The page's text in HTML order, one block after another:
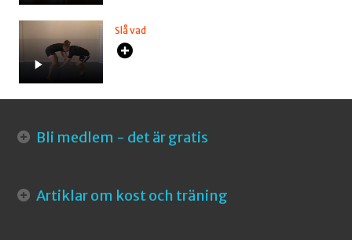
Slå vad
Bli medlem - det är gratis
Artiklar om kost och träning